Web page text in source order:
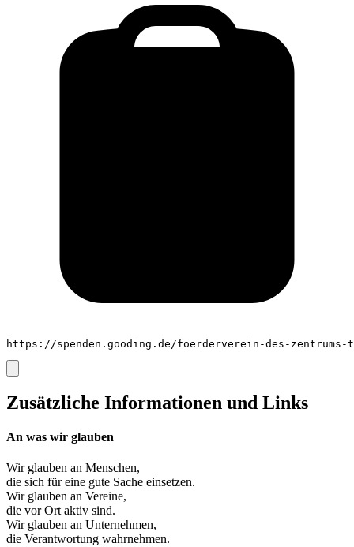
https://spenden.gooding.de/foerderverein-des-
Zusätzliche Informationen und Links
An was wir glauben
Wir glauben an Menschen,
die sich für eine gute Sache einsetzen.
Wir glauben an Vereine,
die vor Ort aktiv sind.
Wir glauben an Unternehmen,
die Verantwortung wahrnehmen.